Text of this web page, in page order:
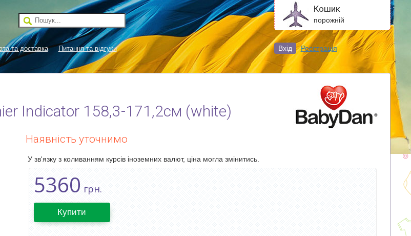
Кошик
порожній
та доставка Питання та відгуки Вхід Реєстрація
Indicator 158,3-171,2см (white)
Наявність уточнимо
У зв'язку з коливанням курсів іноземних валют, ціна могла змінитись.
5360 грн.
Купити